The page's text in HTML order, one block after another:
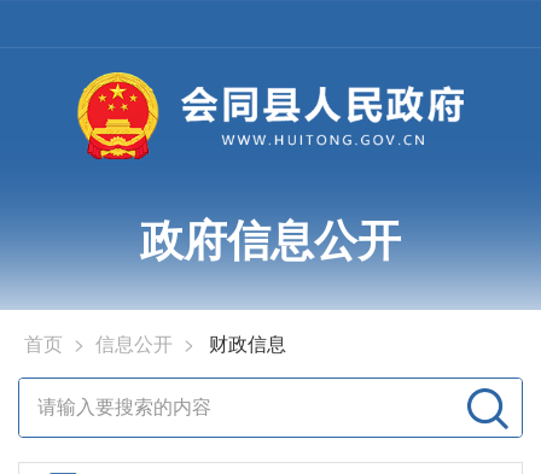
政府信息公开
首页 > 信息公开 > 财政信息